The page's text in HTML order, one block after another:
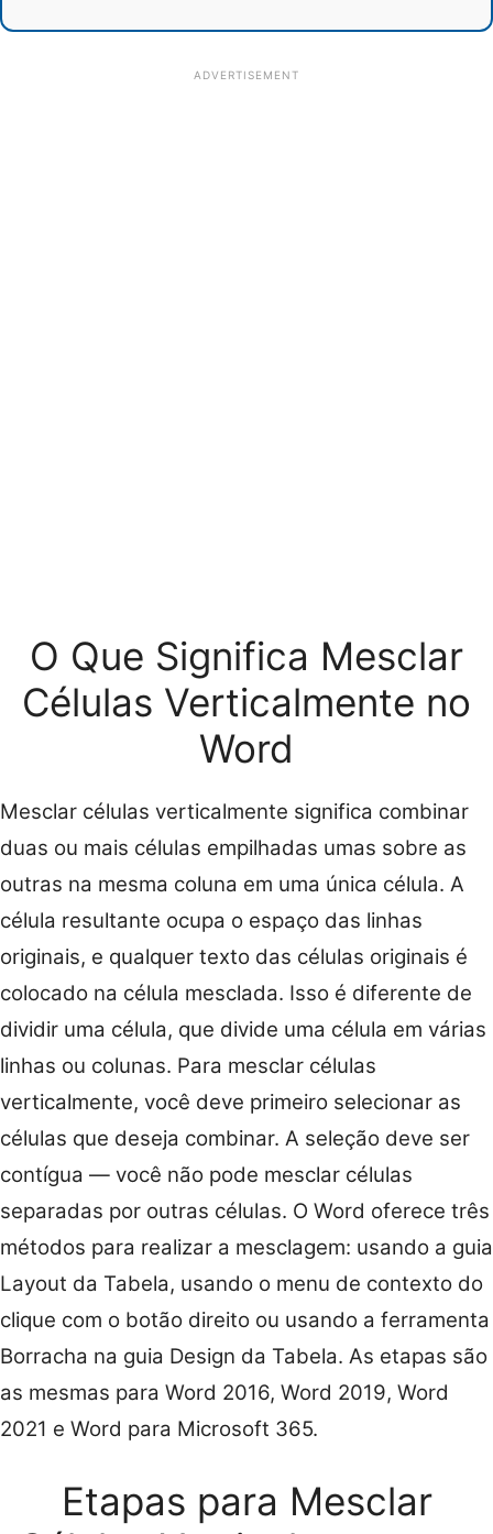
ADVERTISEMENT
O Que Significa Mesclar
Células Verticalmente no
Word
Mesclar células verticalmente significa combinar
duas ou mais células empilhadas umas sobre as
outras na mesma coluna em uma única célula. A
célula resultante ocupa o espaço das linhas
originais, e qualquer texto das células originais é
colocado na célula mesclada. Isso é diferente de
dividir uma célula, que divide uma célula em várias
linhas ou colunas. Para mesclar células
verticalmente, você deve primeiro selecionar as
células que deseja combinar. A seleção deve ser
contígua — você não pode mesclar células
separadas por outras células. O Word oferece três
métodos para realizar a mesclagem: usando a guia
Layout da Tabela, usando o menu de contexto do
clique com o botão direito ou usando a ferramenta
Borracha na guia Design da Tabela. As etapas são
as mesmas para Word 2016, Word 2019, Word
2021 e Word para Microsoft 365.
Etapas para Mesclar